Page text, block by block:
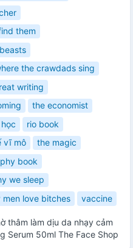
them
the crawdads sing
writing
the economist
rio book
vĩ mô
the magic
book
we sleep
men love bitches vaccine
thâm làm dịu da nhạy cảm
Serum 50ml The Face Shop